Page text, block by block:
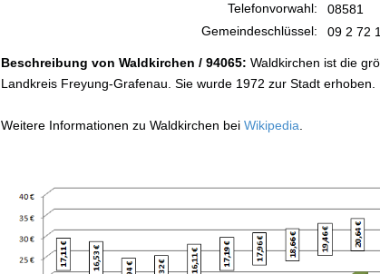
Telefonvorwahl:
08581
Gemeindeschlüssel:
09 2 72
Beschreibung von Waldkirchen / 94065: Waldkirchen ist die
Landkreis Freyung-Grafenau. Sie wurde 1972 zur Stadt erhoben.
Weitere Informationen zu Waldkirchen bei Wikipedia